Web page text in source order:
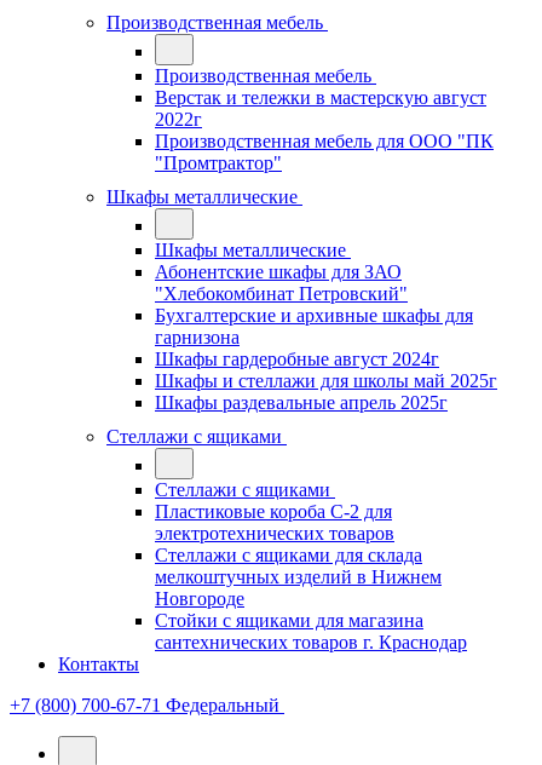
Производственная мебель
Производственная мебель
Верстак и тележки в мастерскую август
2022г
Производственная мебель для ООО "ПК
"Промтрактор"
Шкафы металлические
Шкафы металлические
Абонентские шкафы для ЗАО
"Хлебокомбинат Петровский"
Бухгалтерские и архивные шкафы для
гарнизона
Шкафы гардеробные август 2024г
Шкафы и стеллажи для школы май 2025г
Шкафы раздевальные апрель 2025г
Стеллажи с ящиками
Стеллажи с ящиками
Пластиковые короба С-2 для
электротехнических товаров
Стеллажи с ящиками для склада
мелкоштучных изделий в Нижнем
Новгороде
Стойки с ящиками для магазина
сантехнических товаров г. Краснодар
Контакты
+7 (800) 700-67-71 Федеральный